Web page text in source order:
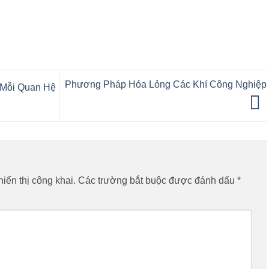
Quan Hệ Phương Pháp Hóa Lỏng Các Khí Công Nghiệp
thị công khai. Các trường bắt buộc được đánh dấu *